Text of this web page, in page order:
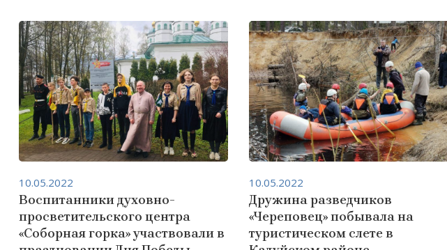
Воспитанники духовно-
просветительского центра
«Соборная горка» участвовали в
10.05.2022
Дружина разведчиков
«Череповец» побывала на
туристическом слете в
10.05.2022